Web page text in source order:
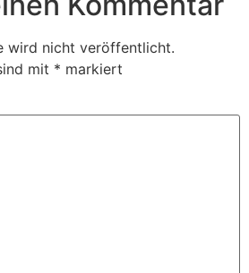
wird nicht veröffentlicht.
mit * markiert